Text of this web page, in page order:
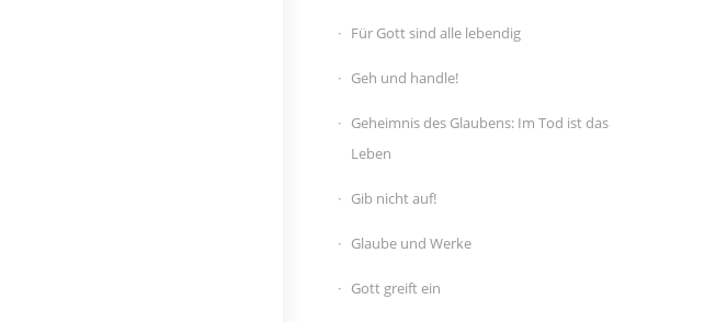
Für Gott sind alle lebendig
Geh und handle!
Geheimnis des Glaubens: Im Tod ist das
Leben
Gib nicht auf!
Glaube und Werke
Gott greift ein